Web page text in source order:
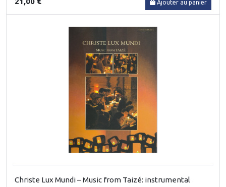
Ajouter au panier
Christe Lux Mundi – Music from Taizé: instrumental